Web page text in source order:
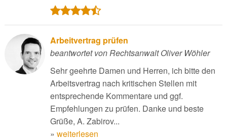
Arbeitvertrag prüfen
beantwortet von Rechtsanwalt Oliver Wöhler
Sehr geehrte Damen und Herren, ich bitte den
Arbeitsvertrag nach kritischen Stellen mit
entsprechende Kommentare und ggf.
Empfehlungen zu prüfen. Danke und beste
Grüße, A. Zabirov...
» weiterlesen